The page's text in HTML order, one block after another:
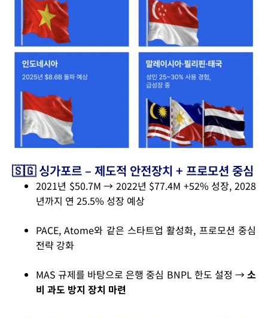
🇸🇬 싱가포르 – 제도적 안전장치 + 프로모션 중심
2021년 $50.7M → 2022년 $77.4M +52% 성장, 2028
년까지 연 25.5% 성장 예상
PACE, Atome와 같은 스타트업 활성화, 프로모션 중심
전략 강화
MAS 규제를 바탕으로 은행 중심 BNPL 한도 설정 →소
비 과도 방지 장치 마련